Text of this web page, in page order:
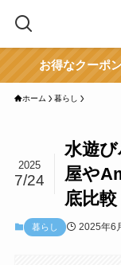
お得なクーポ
ホーム 暮らし
水遊
屋や
底比較
2025
7/24
暮らし 2025年6